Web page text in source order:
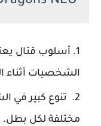
أسلوب قتال
الشخصيات أثناء
تنوع كبير
مختلفة لكل بطل.